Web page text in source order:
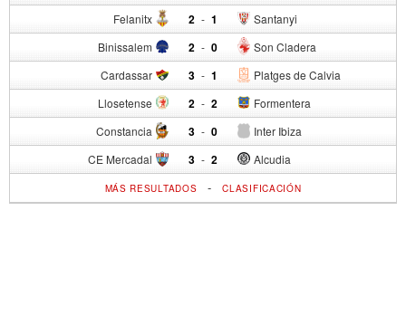
Felanitx 2 - Santanyi
1
Binissalem 2 - Son Cladera
0
Cardassar 3 - Platges de Calvia
1
Llosetense 2 - Formentera
2
Constancia 3 - Inter Ibiza
0
CE Mercadal 3 - Alcudia
2
MÁS RESULTADOS -CLASIFICACIÓN